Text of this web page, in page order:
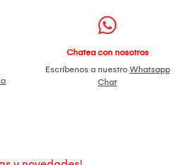
Chatea con nosotros
Escríbenos a nuestro Whatsapp
Chat